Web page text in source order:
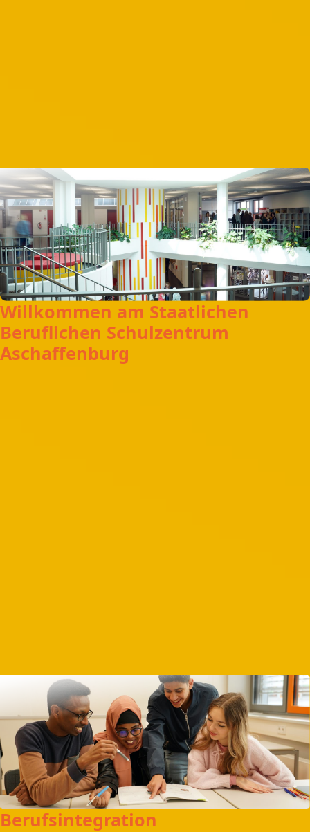
Willkommen am Staatlichen
Beruflichen Schulzentrum
Aschaffenburg
Berufsintegration